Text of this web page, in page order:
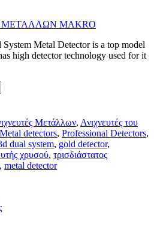
€.
MAKRO
Metal Detector is a top model
high detector technology used for it
Μετάλλων, Ανιχνευτές του
Metal detectors, Professional Detectors,
dual system, gold detector,
χρυσού, τρισδιάστατος
, metal detector